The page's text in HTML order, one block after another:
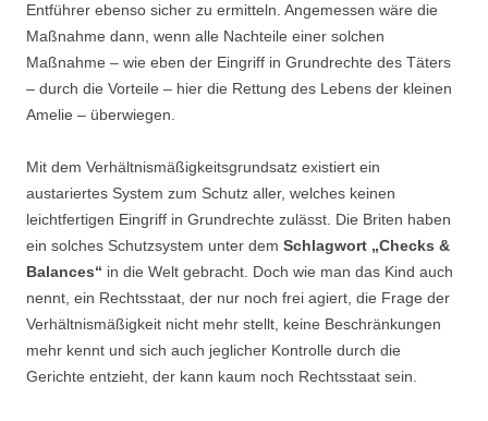
Entführer ebenso sicher zu ermitteln. Angemessen wäre die
Maßnahme dann, wenn alle Nachteile einer solchen
Maßnahme – wie eben der Eingriff in Grundrechte des Täters
– durch die Vorteile – hier die Rettung des Lebens der kleinen
Amelie – überwiegen.
Mit dem Verhältnismäßigkeitsgrundsatz existiert ein
austariertes System zum Schutz aller, welches keinen
leichtfertigen Eingriff in Grundrechte zulässt. Die Briten haben
ein solches Schutzsystem unter dem Schlagwort „Checks &
Balances“ in die Welt gebracht. Doch wie man das Kind auch
nennt, ein Rechtsstaat, der nur noch frei agiert, die Frage der
Verhältnismäßigkeit nicht mehr stellt, keine Beschränkungen
mehr kennt und sich auch jeglicher Kontrolle durch die
Gerichte entzieht, der kann kaum noch Rechtsstaat sein.